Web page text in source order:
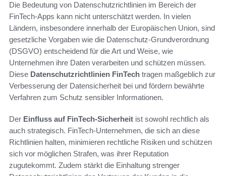
Die Bedeutung von Datenschutzrichtlinien im Bereich der
FinTech-Apps kann nicht unterschätzt werden. In vielen
Ländern, insbesondere innerhalb der Europäischen Union, sind
gesetzliche Vorgaben wie die Datenschutz-Grundverordnung
(DSGVO) entscheidend für die Art und Weise, wie
Unternehmen ihre Daten verarbeiten und schützen müssen.
Diese Datenschutzrichtlinien FinTech tragen maßgeblich zur
Verbesserung der Datensicherheit bei und fördern bewährte
Verfahren zum Schutz sensibler Informationen.
Der Einfluss auf FinTech-Sicherheit ist sowohl rechtlich als
auch strategisch. FinTech-Unternehmen, die sich an diese
Richtlinien halten, minimieren rechtliche Risiken und schützen
sich vor möglichen Strafen, was ihrer Reputation
zugutekommt. Zudem stärkt die Einhaltung strenger